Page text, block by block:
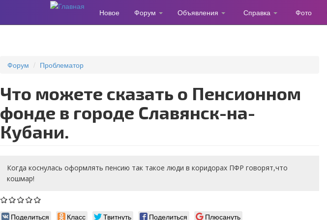
Новое Форум Объявления Справка Фото
Форум Проблематор
Что можете сказать о Пенсионном
фонде в городе Славянск-на-
Кубани.
Когда коснулась оформлять пенсию так такое люди в коридорах ПФР говорят,что
кошмар!
Поделиться Класс Твитнуть Поделиться Плюсануть